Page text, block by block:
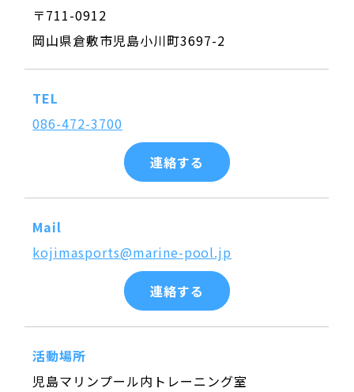
〒711-0912
岡山県倉敷市児島小川町3697-2
TEL
086-472-3700
連絡する
Mail
kojimasports@marine-pool.jp
連絡する
活動場所
児島マリンプール内トレーニング室